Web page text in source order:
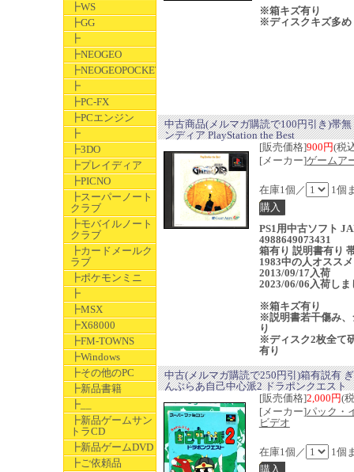
┣WS
┣GG
┣
┣NEOGEO
┣NEOGEOPOCKET
┣
┣PC-FX
┣PCエンジン
┣
┣3DO
┣プレイディア
┣PICNO
┣スーパーノート
クラブ
┣モバイルノート
クラブ
┣カードメールク
ラブ
┣ポケモンミニ
┣
┣MSX
┣X68000
┣FM-TOWNS
┣Windows
┣その他のPC
┣新品書籍
┣__
┣新品ゲームサン
トラCD
┣新品ゲームDVD
┣ご依頼品
※箱キズ有り
※ディスクキズ多め
中古商品(メルマガ購読で100円引き)帯無
ンディア PlayStation the Best
[販売価格]900円(税
[メーカー]ゲームア
在庫1個／ 1個
PS1用中古ソフト
4988649073431
箱有り 説明書有り
1983中の人オススメ
2013/09/17入荷
2023/06/06入荷しま
※箱キズ有り
※説明書若干傷み、
り
※ディスク2枚全て
有り
中古(メルマガ購読で250円引)箱有説有
んぶらあ自己中心派2 ドラポンクエスト
[販売価格]2,000円(
[メーカー]パック・
ビデオ
在庫1個／ 1個